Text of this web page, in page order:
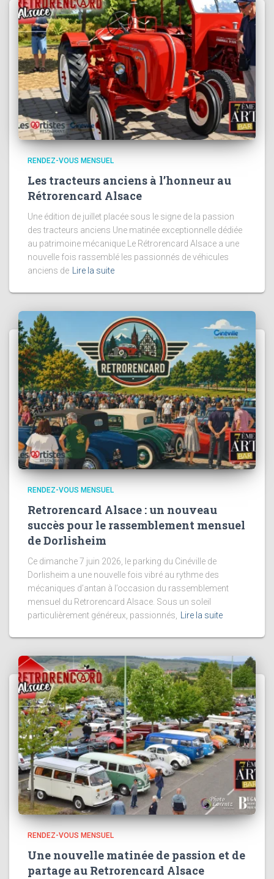
RENDEZ-VOUS MENSUEL
Les tracteurs anciens à l’honneur au
Rétrorencard Alsace
Une édition de juillet placée sous le signe de la passion
des tracteurs anciens Une matinée exceptionnelle dédiée
au patrimoine mécanique Le Rétrorencard Alsace a une
nouvelle fois rassemblé les passionnés de véhicules
anciens de
Lire la suite
RENDEZ-VOUS MENSUEL
Retrorencard Alsace : un nouveau
succès pour le rassemblement mensuel
de Dorlisheim
Ce dimanche 7 juin 2026, le parking du Cinéville de
Dorlisheim a une nouvelle fois vibré au rythme des
mécaniques d’antan à l’occasion du rassemblement
mensuel du Retrorencard Alsace. Sous un soleil
particulièrement généreux, passionnés, Lire la suite
RENDEZ-VOUS MENSUEL
Une nouvelle matinée de passion et de
partage au Retrorencard Alsace